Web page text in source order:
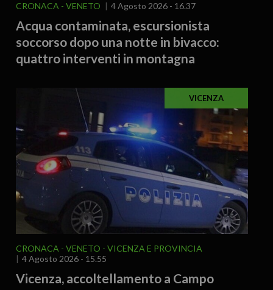
CRONACA VENETO 4 Agosto 2026 - 16.37
Acqua contaminata, escursionista
soccorso dopo una notte in bivacco:
quattro interventi in montagna
VICENZA
CRONACA VENETO
VICENZA E PROVINCIA
4 Agosto 2026 - 15.55
Vicenza, accoltellamento a Campo